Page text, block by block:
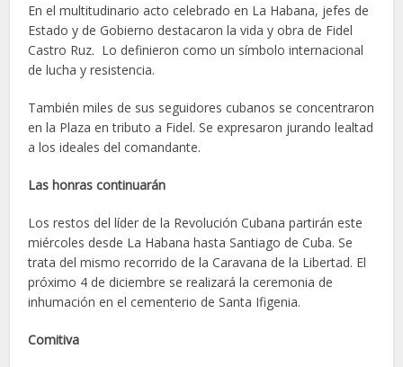
En el multitudinario acto celebrado en La Habana, jefes de
Estado y de Gobierno destacaron la vida y obra de Fidel
Castro Ruz. Lo definieron como un símbolo internacional
de lucha y resistencia.
También miles de sus seguidores cubanos se concentraron
en la Plaza en tributo a Fidel. Se expresaron jurando lealtad
a los ideales del comandante.
Las honras continuarán
Los restos del líder de la Revolución Cubana partirán este
miércoles desde La Habana hasta Santiago de Cuba. Se
trata del mismo recorrido de la Caravana de la Libertad. El
próximo 4 de diciembre se realizará la ceremonia de
inhumación en el cementerio de Santa Ifigenia.
Comitiva